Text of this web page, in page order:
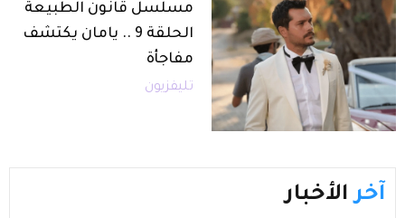
مسلسل قانون الطبيعة
الحلقة 9 .. يامان يكتشف
مفاجأة
تليفزيون
آخر الأخبار